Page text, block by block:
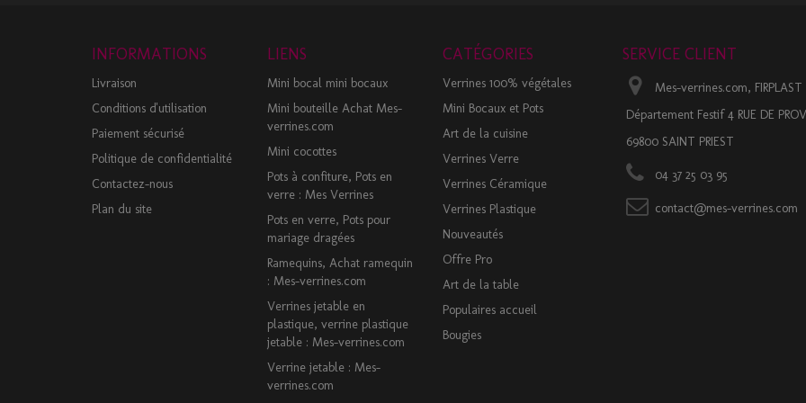
INFORMATIONS
Livraison
Conditions d'utilisation
Paiement sécurisé
Politique de confidentialité
Contactez-nous
Plan du site
LIENS
Mini bocal mini bocaux
Mini bouteille Achat Mes-
verrines.com
Mini cocottes
Pots à confiture, Pots en
verre : Mes Verrines
Pots en verre, Pots pour
mariage dragées
Ramequins, Achat ramequin
: Mes-verrines.com
Verrines jetable en
plastique, verrine plastique
jetable : Mes-verrines.com
Verrine jetable : Mes-
verrines.com
CATÉGORIES
Verrines 100% végétales
Mini Bocaux et Pots
Art de la cuisine
Verrines Verre
Verrines Céramique
Verrines Plastique
Nouveautés
Offre Pro
Art de la table
Populaires accueil
Bougies
SERVICE CLIENT
Mes-verrines.com, FIRPLAST
Département Festif 4 RUE DE
69800 SAINT PRIEST
04 37 25 03 95
contact@mes-verrines.com